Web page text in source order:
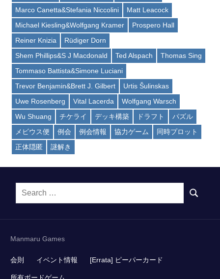
Marco Canetta&Stefania Niccolini
Matt Leacock
Michael Kiesling&Wolfgang Kramer
Prospero Hall
Reiner Knizia
Rüdiger Dorn
Shem Phillips&S J Macdonald
Ted Alspach
Thomas Sing
Tommaso Battista&Simone Luciani
Trevor Benjamin&Brett J. Gilbert
Urtis Šulinskas
Uwe Rosenberg
Vital Lacerda
Wolfgang Warsch
Wu Shuang
チケライ デッキ構築 ドラフト
パズル
メビウス便
例会 例会情報 協力ゲーム
同時プロット
正体隠匿
謎解き
Search
SEARCH
Manmaru Games
会則 イベント情報 [Errata] ピーパーカード